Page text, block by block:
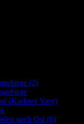
(2)
(Karlovy Vary)
nach Ost (6)